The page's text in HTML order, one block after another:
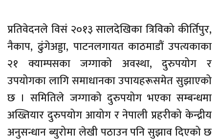
प्रतिवेदनले विसं २०१३ सालदेखिका त्रिविको कीर्तिपुर,
नैकाप, ढुंगेअड्डा, पाटनलगायत काठमाडौं उपत्यकाका
२१ क्याम्पसका जग्गाको अवस्था, दुरुपयोग र
उपयोगका लागि समाधानका उपायहरूसमेत सुझाएको
छ । समितिले जग्गाको दुरुपयोग भएका सम्बन्धमा
अख्तियार दुरुपयोग आयोग र नेपाली प्रहरीको केन्द्रीय
अनुसन्धान ब्युरोमा लेखी पठाउन पनि सुझाव दिएको छ